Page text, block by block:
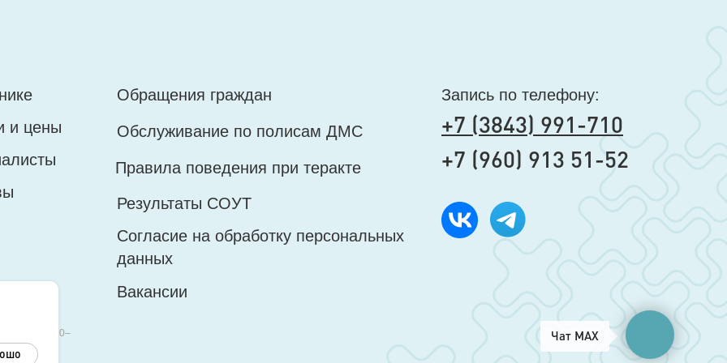
Чат MAX
52
выходной
и цены
Обращения граждан
Результаты СОУТ
Обслуживание по полисам ДМС
Согласие на обработку персональных
данных
Правила поведения при теракте
Вакансии
Запись по телефону:
+7 (3843) 991-710
+7 (960) 913 51-52
2010–